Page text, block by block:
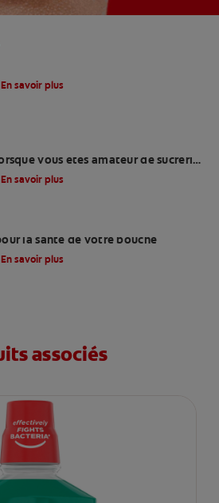
En savoir plus
vous êtes amateur de sucreries
En savoir plus
la santé de votre bouche
En savoir plus
associés